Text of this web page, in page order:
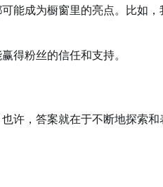
能成为橱窗里的亮点。比如
得粉丝的信任和支持。
许，答案就在于不断地探索